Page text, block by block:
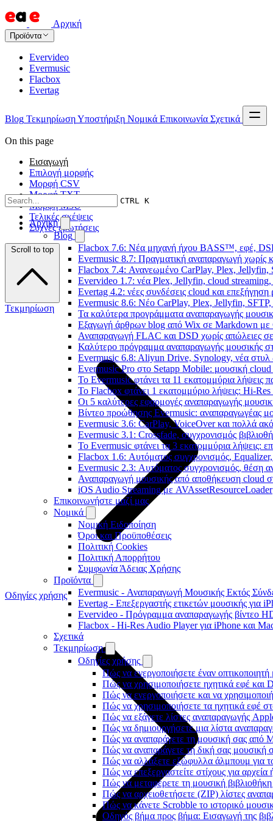
Αρχική
Προϊόντα
Evervideo
Evermusic
Flacbox
Evertag
Blog ΤεκμηρίωσηΥποστήριξη Νομικά Επικοινωνία Σχετικά
CTRL K
Αρχική
Blog
Flacbox 7.6: Νέα μηχανή ήχου BASS™, εφέ, DSP
Evermusic 8.7: Πραγματική αναπαραγωγή χωρίς
Flacbox 7.4: Ανανεωμένο CarPlay, Plex, Jellyfin,
Evervideo 1.7: νέα Plex, Jellyfin, cloud streaming,
Evertag 4.2: νέες συνδέσεις cloud και
Evermusic 8.6: Νέο CarPlay, Plex, Jellyfin, SFTP,
Τα καλύτερα προγράμματα αναπαραγωγής
Εξαγωγή άρθρων blog από Wix σε Markdown
Αναπαραγωγή FLAC και DSD χωρίς απώλειες
Καλύτερο πρόγραμμα αναπαραγωγής μουσικής
Evermusic 6.8: Aliyun Drive, Synology, νέα στυλ
Evermusic Pro στο Setapp Mobile: μουσική cloud
Το Evermusic φτάνει τα 11 εκατομμύρια λήψεις
Το Flacbox φτάνει 1 εκατομμύριο λήψεις: Hi-Res
Οι 5 καλύτερες εφαρμογές αναπαραγωγής
Βίντεο προώθησης Evermusic: αναπαραγωγέας
Evermusic 3.6: CarPlay, VoiceOver και πολλά
Evermusic 3.1: Crossfade, συγχρονισμός
Το Evermusic φτάνει τα 3 εκατομμύρια λήψεις:
Flacbox 1.6: Αυτόματος συγχρονισμός,
Evermusic 2.3: Αυτόματος συγχρονισμός, θέση
Αναπαραγωγή μουσικής από αποθήκευση cloud
iOS Audio Streaming με AVAssetResourceLoader
Επικοινωνήστε μαζί μας
Νομικά
Νομική Ειδοποίηση
Όροι και Προϋποθέσεις
Πολιτική Cookies
Πολιτική Απορρήτου
Συμφωνία Άδειας Χρήσης
Προϊόντα
Evermusic - Αναπαραγωγή Μουσικής Εκτός
Evertag - Επεξεργαστής ετικετών μουσικής για
Evervideo - Πρόγραμμα αναπαραγωγής βίντεο
Flacbox - Hi-Res Audio Player για iPhone και
Σχετικά
Τεκμηρίωση
Οδηγίες χρήσης
Πώς να ενεργοποιήσετε έναν
Πώς να χρησιμοποιήσετε ηχητικά εφέ
Πώς να ενεργοποιήσετε και να
Πώς να χρησιμοποιήσετε τα ηχητικά εφέ
Πώς να εξάγετε λίστες αναπαραγωγής
Πώς να δημιουργήσετε μια λίστα
Πώς να αναπαράγετε τη μουσική σας από
Πώς να αναπαράγετε τη δική σας μουσική
Πώς να αλλάξετε εξώφυλλα άλμπουμ για
Πώς να επεξεργαστείτε στίχους για
Πώς να μεταφέρετε τη μουσική
Πώς να αρχειοθετήσετε (ZIP) λίστες
Πώς να κάνετε Scrobble το ιστορικό
Οδηγός βήμα προς βήμα: Εισαγωγή της
On this page
Εισαγωγή
Επιλογή μορφής
Μορφή CSV
Μορφή TXT
Μορφή M3U
Τελικές σκέψεις
Συχνές ερωτήσεις
Scroll to top
Τεκμηρίωση
Οδηγίες χρήσης